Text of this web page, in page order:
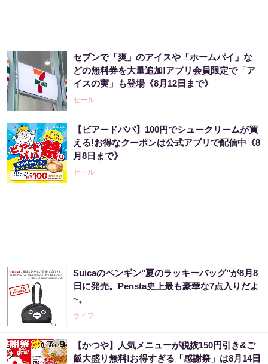
セブンで「爽」のアイスや「ホームパイ」な
どの無料券を大量追加!アプリ会員限定で「ア
イスの実」も登場《8月12日まで》
セール
【ビアードパパ】100円でシュークリームが買
える!お得なクーポンは公式アプリで配信中《8
月8日まで》
セール
Suicaのペンギン"夏のラッキーバッグ"が8月8
日に発売。Pensta史上最も豪華な7点入りだよ
~。
ライフ
【かつや】人気メニューが税抜150円引き&ご
飯大盛り無料!お得すぎる「感謝祭」は8月14日